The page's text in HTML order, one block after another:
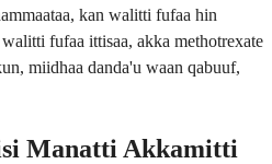
kan walitti fufaa hin
fufaa ittisaa, akka methotrexate
miidhaa danda'u waan qabuuf,
Manatti Akkamitti